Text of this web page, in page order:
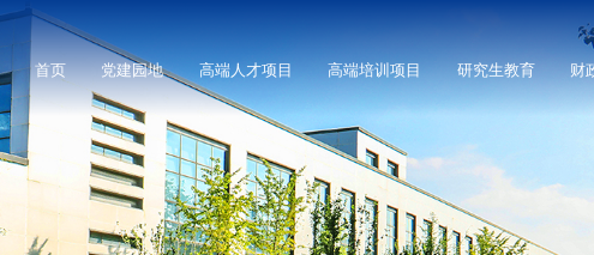
首页 党建园地 高端人才项目 高端培训项目 研究生教育 财